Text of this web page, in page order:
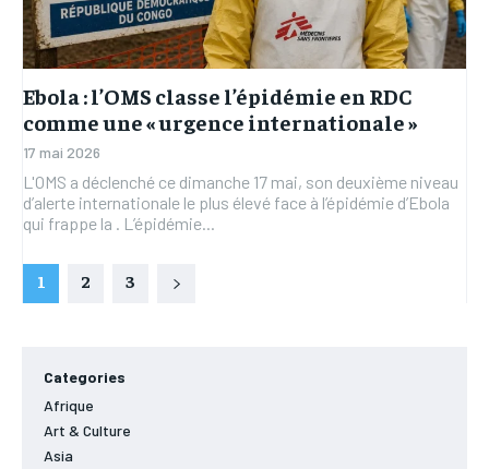
Ebola : l’OMS classe l’épidémie en RDC
comme une « urgence internationale »
17 mai 2026
L'OMS a déclenché ce dimanche 17 mai, son deuxième niveau
d’alerte internationale le plus élevé face à l’épidémie d’Ebola
qui frappe la . L’épidémie...
1 2 3
Categories
Afrique
Art & Culture
Asia